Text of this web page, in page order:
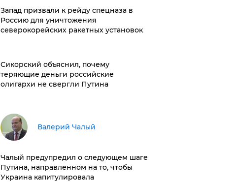
Запад призвали к рейду спецназа в
Россию для уничтожения
северокорейских ракетных установок
Сикорский объяснил, почему
теряющие деньги российские
олигархи не свергли Путина
Валерий Чалый
Чалый предупредил о следующем шаге
Путина, направленном на то, чтобы
Украина капитулировала